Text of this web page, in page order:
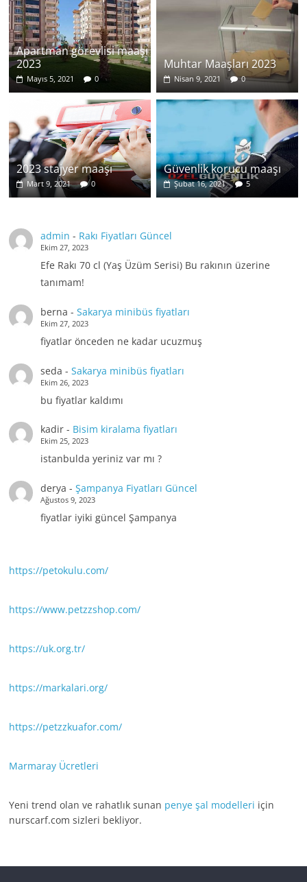
Apartman görevlisi maaşı
2023
Mayıs 5, 2021 0
Muhtar Maaşları 2023
Nisan 9, 2021 0
2023 stajyer maaşı
Mart 9, 2021 0
Güvenlik korucu maaşı
Şubat 16, 2021 5
admin - Rakı Fiyatları Güncel
Ekim 27, 2023
Efe Rakı 70 cl (Yaş Üzüm Serisi) Bu rakının üzerine
tanımam!
berna - Sakarya minibüs fiyatları
Ekim 27, 2023
fiyatlar önceden ne kadar ucuzmuş
seda - Sakarya minibüs fiyatları
Ekim 26, 2023
bu fiyatlar kaldımı
kadir- Bisim kiralama fiyatları
Ekim 25, 2023
istanbulda yeriniz var mı ?
derya - Şampanya Fiyatları Güncel
Ağustos 9, 2023
fiyatlar iyiki güncel Şampanya
https://petokulu.com/
https://www.petzzshop.com/
https://uk.org.tr/
https://markalari.org/
https://petzzkuafor.com/
Marmaray Ücretleri
Yeni trend olan ve rahatlık sunan penye şal modelleri için
nurscarf.com sizleri bekliyor.